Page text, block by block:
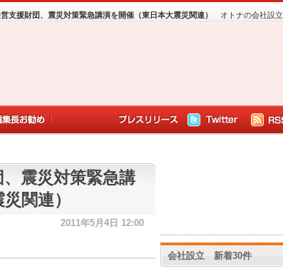
オトナの会社設立
支援財団、震災対策緊急講演を開催（東日本大震災関連）
震災対策緊急講
関連）
2011年5月4日 12:00
会社設立 新着30件